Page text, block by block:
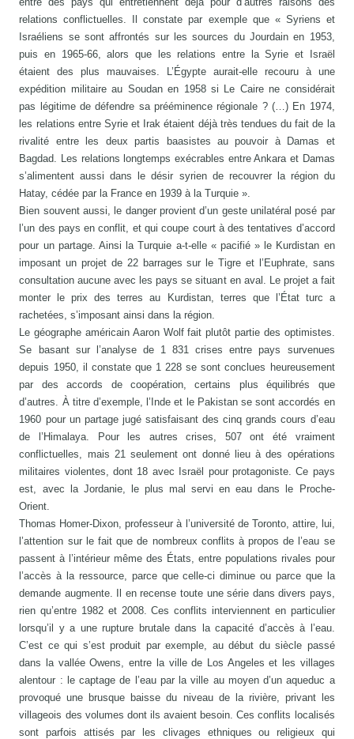
relations conflictuelles. Il constate par exemple que « Syriens et
Israéliens se sont affrontés sur les sources du Jourdain en 1953,
puis en 1965-66, alors que les relations entre la Syrie et Israël
étaient des plus mauvaises. L’Égypte aurait-elle recouru à une
expédition militaire au Soudan en 1958 si Le Caire ne considérait
pas légitime de défendre sa prééminence régionale ? (…) En 1974,
les relations entre Syrie et Irak étaient déjà très tendues du fait de la
rivalité entre les deux partis baasistes au pouvoir à Damas et
Bagdad. Les relations longtemps exécrables entre Ankara et Damas
s’alimentent aussi dans le désir syrien de recouvrer la région du
Hatay, cédée par la France en 1939 à la Turquie ».
Bien souvent aussi, le danger provient d’un geste unilatéral posé par
l’un des pays en conflit, et qui coupe court à des tentatives d’accord
pour un partage. Ainsi la Turquie a-t-elle « pacifié » le Kurdistan en
imposant un projet de 22 barrages sur le Tigre et l’Euphrate, sans
consultation aucune avec les pays se situant en aval. Le projet a fait
monter le prix des terres au Kurdistan, terres que l’État turc a
rachetées, s’imposant ainsi dans la région.
Le géographe américain Aaron Wolf fait plutôt partie des optimistes.
Se basant sur l’analyse de 1 831 crises entre pays survenues
depuis 1950, il constate que 1 228 se sont conclues heureusement
par des accords de coopération, certains plus équilibrés que
d’autres. À titre d’exemple, l’Inde et le Pakistan se sont accordés en
1960 pour un partage jugé satisfaisant des cinq grands cours d’eau
de l’Himalaya. Pour les autres crises, 507 ont été vraiment
conflictuelles, mais 21 seulement ont donné lieu à des opérations
militaires violentes, dont 18 avec Israël pour protagoniste. Ce pays
est, avec la Jordanie, le plus mal servi en eau dans le Proche-
Orient.
Thomas Homer-Dixon, professeur à l’université de Toronto, attire, lui,
l’attention sur le fait que de nombreux conflits à propos de l’eau se
passent à l’intérieur même des États, entre populations rivales pour
l’accès à la ressource, parce que celle-ci diminue ou parce que la
demande augmente. Il en recense toute une série dans divers pays,
rien qu’entre 1982 et 2008. Ces conflits interviennent en particulier
lorsqu’il y a une rupture brutale dans la capacité d’accès à l’eau.
C’est ce qui s’est produit par exemple, au début du siècle passé
dans la vallée Owens, entre la ville de Los Angeles et les villages
alentour : le captage de l’eau par la ville au moyen d’un aqueduc a
provoqué une brusque baisse du niveau de la rivière, privant les
villageois des volumes dont ils avaient besoin. Ces conflits localisés
sont parfois attisés par les clivages ethniques ou religieux qui